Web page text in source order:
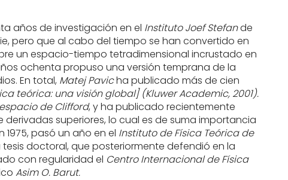
años de investigación en el Instituto Joef Stefande
pero que al cabo del tiempo se han convertido en
un espacio-tiempo tetradimensional incrustado en
ochenta propuso una versión temprana de la
En total, Matej Pavicha publicado más de cien
teórica: una visión global] (Kluwer Academic, 2001).
de Clifford, y ha publicado recientemente
superiores, lo cual es de suma importancia
1975, pasó un año en el Instituto de Física Teórica de
tesis doctoral, que posteriormente defendió en la
con regularidad el Centro Internacional de Física
Asim O. Barut.